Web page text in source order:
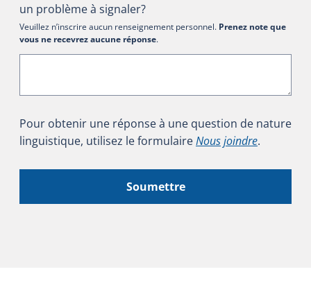
un problème à signaler?
Veuillez n’inscrire aucun renseignement personnel. Prenez note que
vous ne recevrez aucune réponse.
Pour obtenir une réponse à une question de nature
linguistique, utilisez le formulaireNous joindre.
Soumettre